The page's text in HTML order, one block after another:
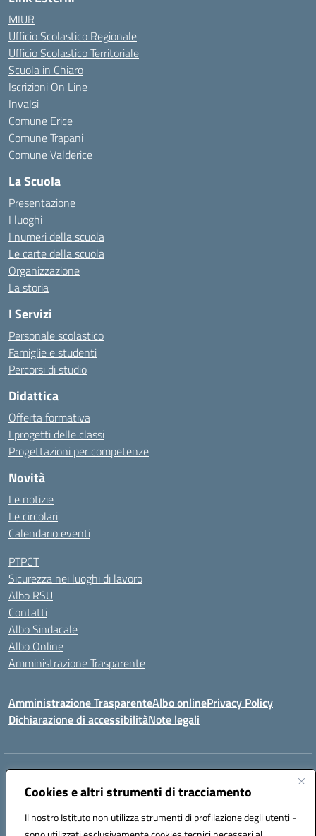
Cookies e altri strumenti di tracciamento
Il nostro Istituto non utilizza strumenti di profilazione degli utenti -
MIUR
Ufficio Scolastico Regionale
Ufficio Scolastico Territoriale
Scuola in Chiaro
Iscrizioni On Line
Invalsi
Comune Erice
Comune Trapani
Comune Valderice
La Scuola
Presentazione
I luoghi
I numeri della scuola
Le carte della scuola
Organizzazione
La storia
I Servizi
Personale scolastico
Famiglie e studenti
Percorsi di studio
Didattica
Offerta formativa
I progetti delle classi
Progettazioni per competenze
Novità
Le notizie
Le circolari
Calendario eventi
PTPCT
Sicurezza nei luoghi di lavoro
Albo RSU
Contatti
Albo Sindacale
Albo Online
Amministrazione Trasparente
Amministrazione TrasparenteAlbo onlinePrivacy Policy
Dichiarazione di accessibilitàNote legali
Centralino:
Posta elettronica certificata (PEC):tpis02200a@pec.istruzione.it
Codice fiscale: 93066580817
Codice meccanografico:TPIS02200A